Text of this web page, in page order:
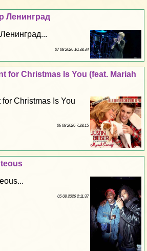
Ленинград
07 08 2026 10:38:34
for Christmas Is You (feat. Mariah
Christmas Is You
06 08 2026 7:28:15
05 08 2026 2:11:37